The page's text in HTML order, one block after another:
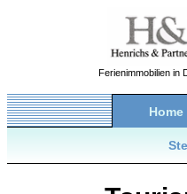
Ferienimmobilien in
Home